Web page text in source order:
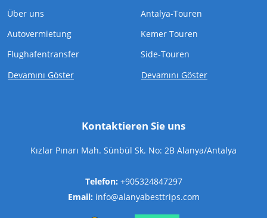
Über uns
Autovermietung
Flughafentransfer
Devamını Göster
Antalya-Touren
Kemer Touren
Side-Touren
Devamını Göster
Kontaktieren Sie uns
Kızlar Pınarı Mah. Sünbül Sk. No: 2B Alanya/Antalya
Telefon: +905324847297
Email: info@alanyabesttrips.com